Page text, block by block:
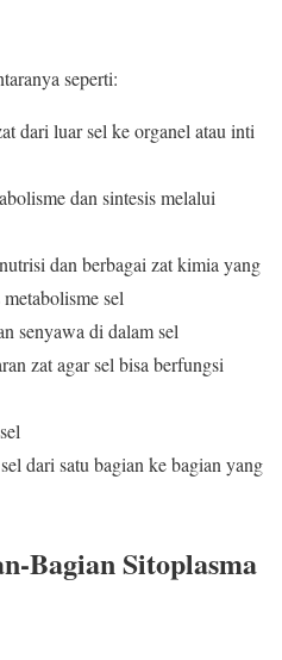
seperti:
dari luar sel ke organel atau inti
dan sintesis melalui
dan berbagai zat kimia yang
sel
senyawa di dalam sel
zat agar sel bisa berfungsi
dari satu bagian ke bagian yang
Bagian Sitoplasma